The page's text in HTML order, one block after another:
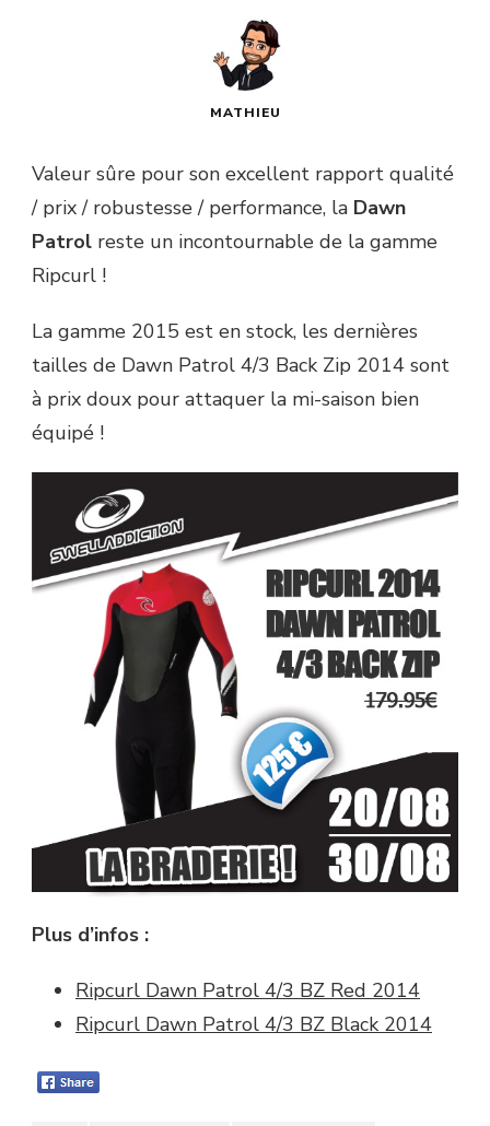
MATHIEU
Valeur sûre pour son excellent rapport qualité
/ prix / robustesse / performance, la Dawn
Patrol reste un incontournable de la gamme
Ripcurl !
La gamme 2015 est en stock, les dernières
tailles de Dawn Patrol 4/3 Back Zip 2014 sont
à prix doux pour attaquer la mi-saison bien
équipé !
Plus d’infos :
Ripcurl Dawn Patrol 4/3 BZ Red 2014
Ripcurl Dawn Patrol 4/3 BZ Black 2014